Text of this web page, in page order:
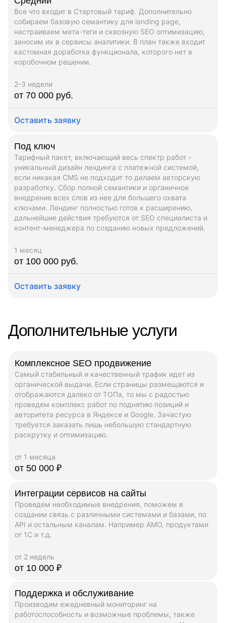
Все что входит в Стартовый тариф. Дополнительно
собираем базовую семантику для landing page,
настраиваем мета-теги и сквозную SEO оптимизацию,
заносим их в сервисы аналитики. В план также входит
кастомная доработка функционала, которого нет в
коробочном решении.
2-3 недели
от 70 000 руб.
Оставить заявку
Под ключ
Тарифный пакет, включающий весь спектр работ -
уникальный дизайн лендинга с платежной системой,
если никакая CMS не подходит то делаем авторскую
разработку. Сбор полной семантики и органичное
внедрение всех слов из нее для большего охвата
ключами. Лендинг полностью готов к расширению,
дальнейшие действия требуются от SEO специалиста и
контент-менеджера по созданию новых предложений.
1 месяц
от 100 000 руб.
Оставить заявку
Дополнительные услуги
Комплексное SEO продвижение
Самый стабильный и качественный трафик идет из
органической выдачи. Если страницы размещаются и
отображаются далеко от ТОПа, то мы с радостью
проведем комплекс работ по поднятию позиций и
авторитета ресурса в Яндексе и Google. Зачастую
требуется заказать лишь небольшую стандартную
раскрутку и оптимизацию.
от 1 месяца
от 50 000 ₽
Интеграции сервисов на сайты
Проведем необходимые внедрения, поможем в
создании связь с различными системами и базами, по
API и остальным каналам. Например AMO, продуктами
от 1C и т.д.
от 2 недель
от 10 000 ₽
Поддержка и обслуживание
Производим ежедневный мониторинг на
работоспособность и возможные проблемы, также